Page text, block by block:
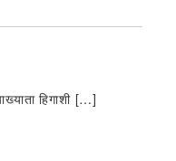
हिगाशी […]